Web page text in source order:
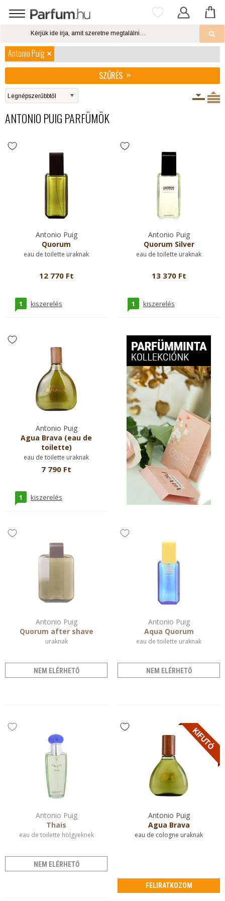
Antonio Puig
SZŰRÉS
ANTONIO PUIG PARFÜMÖK
Antonio Puig
Quorum
eau de toilette uraknak
12 770 Ft
1 kiszerelés
Antonio Puig
Quorum Silver
eau de toilette uraknak
13 370 Ft
1 kiszerelés
Antonio Puig
Agua Brava (eau de
toilette)
eau de toilette uraknak
7 790 Ft
1 kiszerelés
Antonio Puig
Quorum after shave
uraknak
NEM ELÉRHETŐ
Antonio Puig
Aqua Quorum
eau de toilette uraknak
NEM ELÉRHETŐ
Antonio Puig
Thais
eau de toilette hölgyeknek
NEM ELÉRHETŐ
Antonio Puig
Agua Brava
eau de cologne uraknak
FELIRATKOZOM